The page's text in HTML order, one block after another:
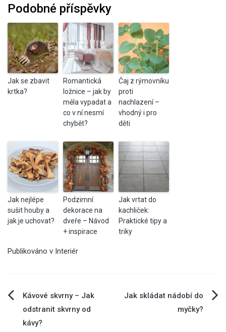
Podobné příspěvky
Jak se zbavit
krtka?
Romantická
ložnice – jak by
měla vypadat a
co v ní nesmí
chybět?
Čaj z rýmovníku
proti
nachlazení –
vhodný i pro
děti
Jak nejlépe
sušit houby a
jak je uchovat?
Podzimní
dekorace na
dveře – Návod
+ inspirace
Jak vrtat do
kachliček:
Praktické tipy a
triky
Publikováno v Interiér
Navigace
pro
Kávové skvrny – Jak
odstranit skvrny od
kávy?
Jak skládat nádobí do
myčky?